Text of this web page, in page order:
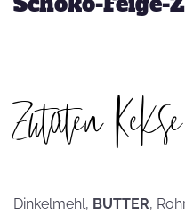
Zutaten
Dinkelmehl, BUTTER,